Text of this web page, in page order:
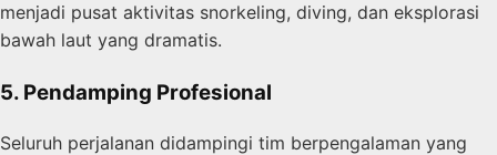
menjadi pusat aktivitas snorkeling, diving, dan eksplorasi
bawah laut yang dramatis.
5. Pendamping Profesional
Seluruh perjalanan didampingi tim berpengalaman yang